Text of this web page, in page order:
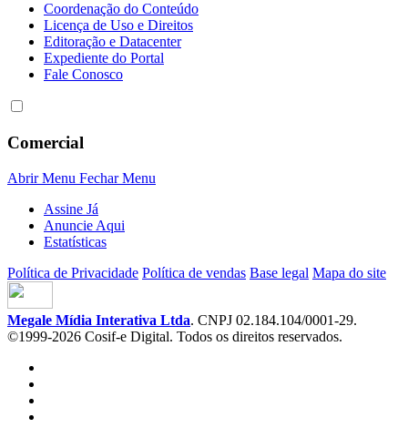
Coordenação do Conteúdo
Licença de Uso e Direitos
Editoração e Datacenter
Expediente do Portal
Fale Conosco
Comercial
Abrir Menu Fechar Menu
Assine Já
Anuncie Aqui
Estatísticas
Política de Privacidade Política de vendas Base legal Mapa do site
Megale Mídia Interativa Ltda. CNPJ 02.184.104/0001-29.
©1999-2026 Cosif-e Digital. Todos os direitos reservados.